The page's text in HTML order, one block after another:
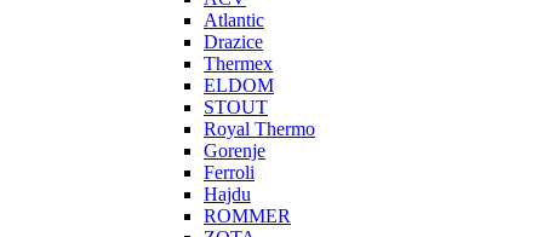
Atlantic
Drazice
Thermex
ELDOM
STOUT
Royal Thermo
Gorenje
Ferroli
Hajdu
ROMMER